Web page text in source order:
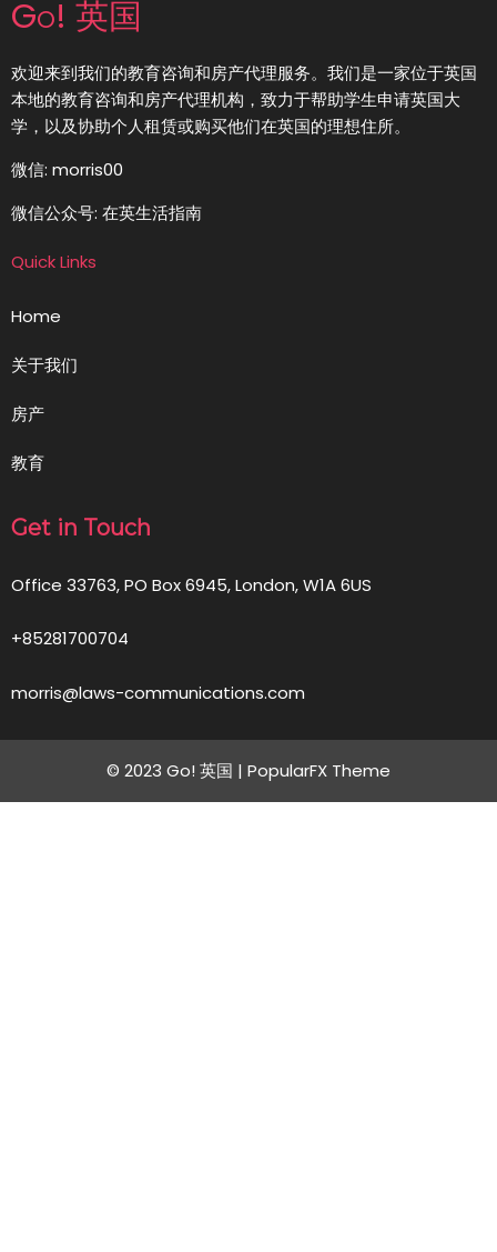
Go! 英国
欢迎来到我们的教育咨询和房产代理服务。我们是一家位于英国
本地的教育咨询和房产代理机构，致力于帮助学生申请英国大
学，以及协助个人租赁或购买他们在英国的理想住所。
微信: morris00
微信公众号: 在英生活指南
Quick Links
Home
关于我们
房产
教育
Get in Touch
Office 33763, PO Box 6945, London, W1A 6US
+85281700704
morris@laws-communications.com
© 2023 Go! 英国 | PopularFX Theme